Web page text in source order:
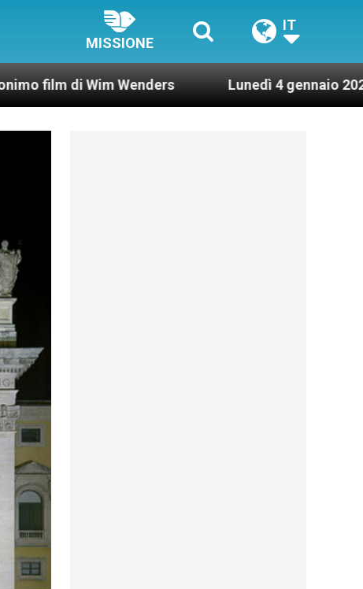
MISSIONE
IT
Wenders Lunedì 4 gennaio 2021: Possesso